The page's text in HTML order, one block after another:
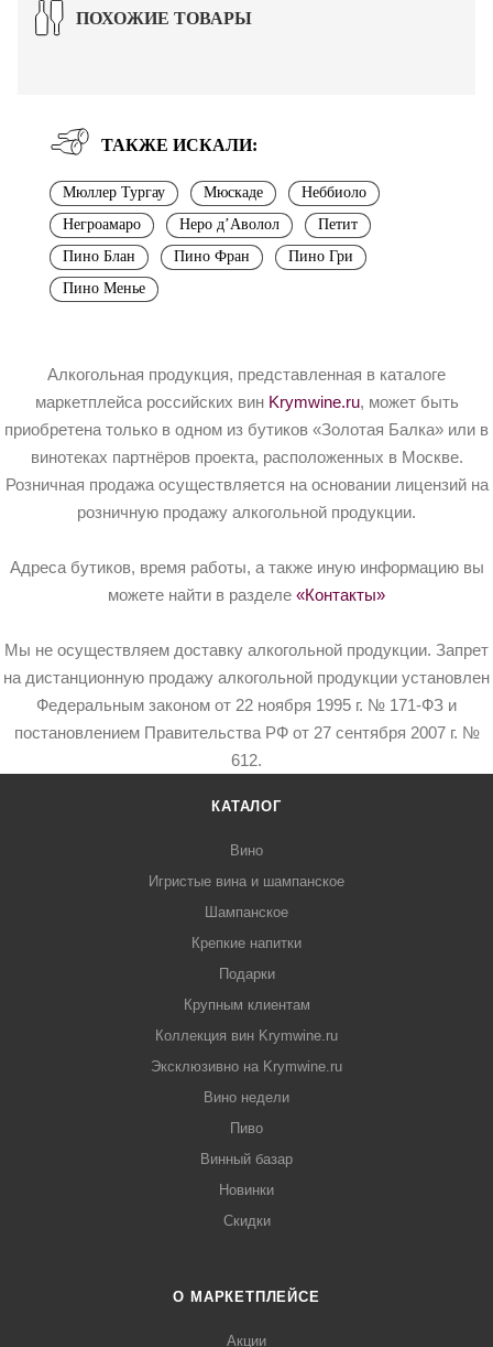
ПОХОЖИЕ ТОВАРЫ
ТАКЖЕ ИСКАЛИ:
Мюллер Тургау Мюскаде
Неббиоло
Негроамаро
Неро д’Аволол
Петит
Пино Блан
Пино Фран
Пино Гри
Пино Менье
Алкогольная продукция, представленная в каталоге
маркетплейса российских вин Krymwine.ru, может быть
приобретена только в одном из бутиков «Золотая Балка» или в
винотеках партнёров проекта, расположенных в Москве.
Розничная продажа осуществляется на основании лицензий на
розничную продажу алкогольной продукции.
Адреса бутиков, время работы, а также иную информацию вы
можете найти в разделе «Контакты»
Мы не осуществляем доставку алкогольной продукции. Запрет
на дистанционную продажу алкогольной продукции установлен
Федеральным законом от 22 ноября 1995 г. № 171-ФЗ и
постановлением Правительства РФ от 27 сентября 2007 г. №
612.
КАТАЛОГ
Вино
Игристые вина и шампанское
Шампанское
Крепкие напитки
Подарки
Крупным клиентам
Коллекция вин Krymwine.ru
Эксклюзивно на Krymwine.ru
Вино недели
Пиво
Винный базар
Новинки
Скидки
О МАРКЕТПЛЕЙСЕ
Акции